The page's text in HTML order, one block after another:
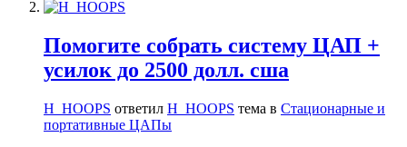
Помогите собрать систему ЦАП +
усилок до 2500 долл. сша
H_HOOPS ответил H_HOOPS тема в Стационарные и
портативные ЦАПы